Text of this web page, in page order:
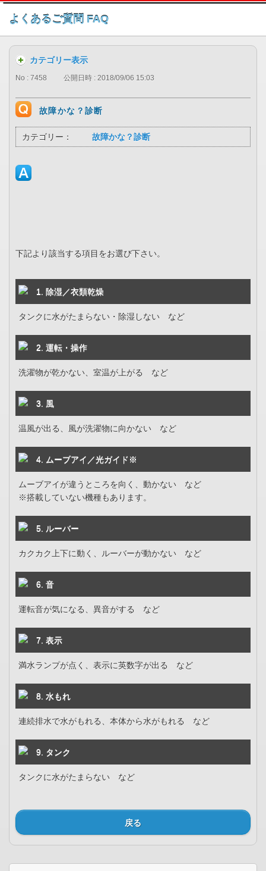
このページの本文へ
よくあるご質問 FAQ
カテゴリー表示
No : 7458 公開日時 : 2018/09/06 15:03
故障かな？診断
カテゴリー： 故障かな？診断
下記より該当する項目をお選び下さい。
1. 除湿／衣類乾燥
タンクに水がたまらない・除湿しない など
2. 運転・操作
洗濯物が乾かない、室温が上がる など
3. 風
温風が出る、風が洗濯物に向かない など
4. ムーブアイ／光ガイド※
ムーブアイが違うところを向く、動かない など
※搭載していない機種もあります。
5. ルーバー
カクカク上下に動く、ルーバーが動かない など
6. 音
運転音が気になる、異音がする など
7. 表示
満水ランプが点く、表示に英数字が出る など
8. 水もれ
連続排水で水がもれる、本体から水がもれる など
9. タンク
タンクに水がたまらない など
戻る